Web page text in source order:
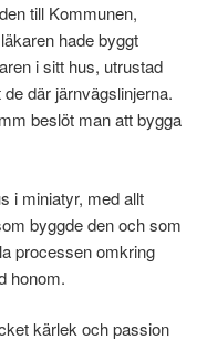
till Kommunen,
hade byggt
i sitt hus, utrustad
där järnvägslinjerna.
beslöt man att bygga
i miniatyr, med allt
byggde den och som
processen omkring
honom.
kärlek och passion